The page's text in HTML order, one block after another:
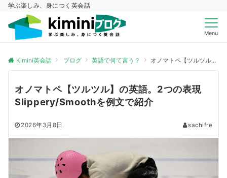
学ぶ楽しみ、身につく英会話
Menu
Kimini英会話 ブログ 英語で何て言う？ オノマトペ【ツルツル】の英語。2つの表現Slippery/Smoothを例文で紹介
オノマトペ【ツルツル】の英語。2つの表現
Slippery/Smoothを例文で紹介
2026年3月8日 sachifre